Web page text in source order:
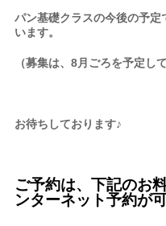
パン基礎クラスの今後の予
います。
（募集は、8月ごろを予定し
お待ちしております♪
ご予約は、下記のお
ンターネット予約が